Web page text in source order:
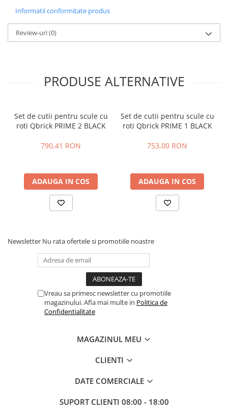
Informatii conformitate produs
Review-uri(0)
PRODUSE ALTERNATIVE
Set de cutii pentru scule cu
roti Qbrick PRIME 2 BLACK
790,41 RON
ADAUGA IN COS
Set de cutii pentru scule cu
roti Qbrick PRIME 1 BLACK
753,00 RON
ADAUGA IN COS
Newsletter Nu rata ofertele si promotiile noastre
Vreau sa primesc newsletter cu promotiile
magazinului. Afla mai multe in Politica de
Confidentialitate
MAGAZINUL MEU
CLIENTI
DATE COMERCIALE
SUPORT CLIENTI 08:00 - 18:00